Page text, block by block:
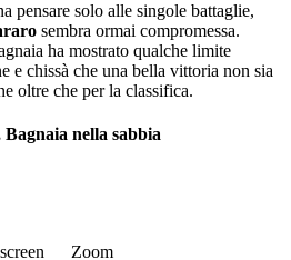
pensare solo alle singole battaglie,
sembra ormai compromessa.
ha mostrato qualche limite
e chissà che una bella vittoria non sia
oltre che per la classifica.
nella sabbia
Zoom